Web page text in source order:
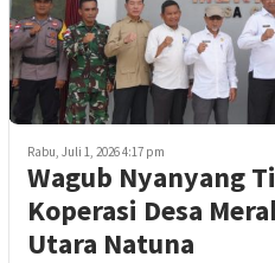
Rabu, Juli 1, 2026 4:17 pm
Wagub Nyanyang
Koperasi Desa
Utara Natuna